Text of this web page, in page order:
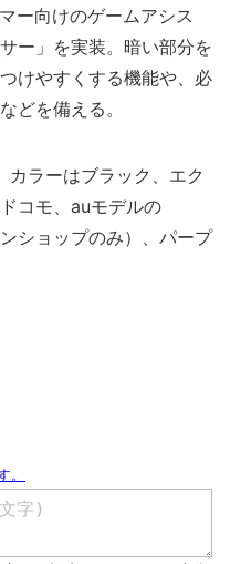
ー向けのゲームアシス
ー」を実装。暗い部分を
けやすくする機能や、必
どを備える。
ラーはブラック、エク
コモ、auモデルの
ショップのみ）、パープ